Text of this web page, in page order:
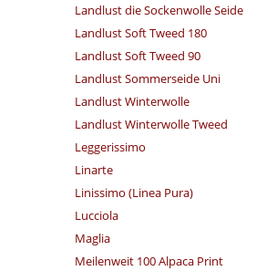
Landlust die Sockenwolle Seide
Landlust Soft Tweed 180
Landlust Soft Tweed 90
Landlust Sommerseide Uni
Landlust Winterwolle
Landlust Winterwolle Tweed
Leggerissimo
Linarte
Linissimo (Linea Pura)
Lucciola
Maglia
Meilenweit 100 Alpaca Print